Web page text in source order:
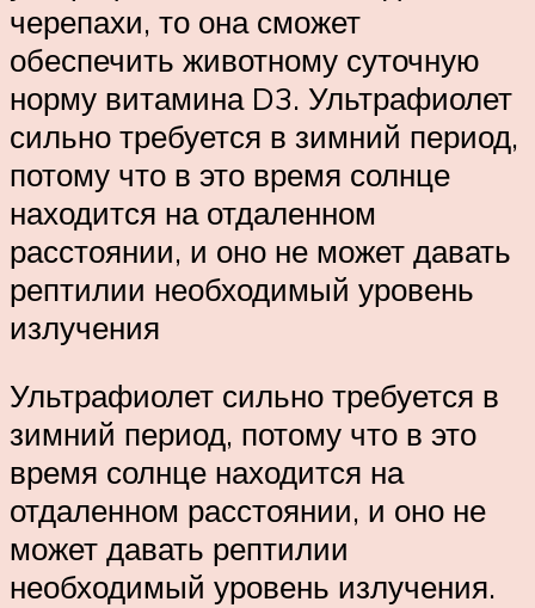
черепахи, то она сможет
обеспечить животному суточную
норму витамина D3. Ультрафиолет
сильно требуется в зимний период,
потому что в это время солнце
находится на отдаленном
расстоянии, и оно не может давать
рептилии необходимый уровень
излучения
Ультрафиолет сильно требуется в
зимний период, потому что в это
время солнце находится на
отдаленном расстоянии, и оно не
может давать рептилии
необходимый уровень излучения.